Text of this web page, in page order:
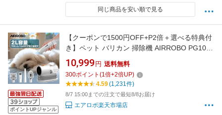
同じ商品を安い順で見る
ポイントUPジャンル
【クーポンで1500円OFF+P2倍＋選べる特典付
き】ペット バリカン 掃除機 AIRROBO PG100
強力吸引 静音 2L大容量 犬 猫 ペット用 グルー
ミング掃除機 4点セット クリーナー 電動バリカ
ン 自動吸引 3段階吸引 ペット美容器 トリミン
グ バリカン 猫 小型犬 中型犬
10,999 円 送料無料
300ポイント (1倍+2倍UP)
4.59(1,231件)
8/7 15:00までの注文で最短8/8お届け
エアロボ楽天市場店